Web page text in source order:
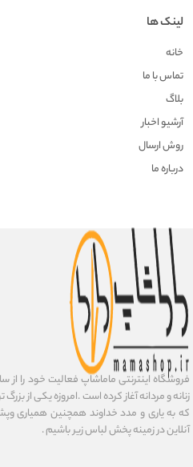
لینک ها
خانه
تماس با ما
بلاگ
آرشیو اخبار
روش ارسال
درباره ما
زنانه و مردانه آغاز کرده است .امروزه یکی از
که به یاری و مدد خداوند همچنین همیاری
آنلاین در زمینه پخش لباس زیر باشیم .